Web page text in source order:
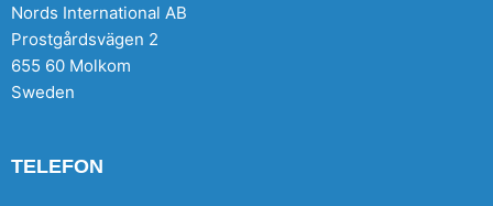
Nords International AB
Prostgårdsvägen 2
655 60 Molkom
Sweden
TELEFON